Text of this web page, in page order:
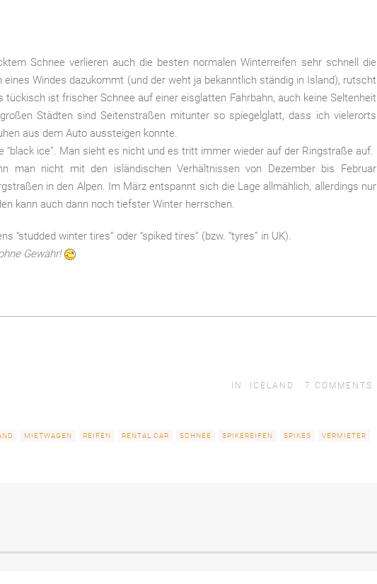
Schnee verlieren auch die besten normalen Winterreifen sehr schnell die
Windes dazukommt (und der weht ja bekanntlich ständig in Island), rutscht
tückisch ist frischer Schnee auf einer eisglatten Fahrbahn, auch keine Seltenheit
Städten sind Seitenstraßen mitunter so spiegelglatt, dass ich vielerorts
aus dem Auto aussteigen konnte.
“black ice”. Man sieht es nicht und es tritt immer wieder auf der Ringstraße auf.
man nicht mit den isländischen Verhältnissen von Dezember bis Februar
in den Alpen. Im März entspannt sich die Lage allmählich, allerdings nur
kann auch dann noch tiefster Winter herrschen.
“studded winter tires” oder “spiked tires” (bzw. “tyres” in UK).
Gewähr!
IN ICELAND 7 COMMENTS
MIETWAGEN REIFEN RENTAL CAR SCHNEE SPIKEREIFEN SPIKES VERMIETER